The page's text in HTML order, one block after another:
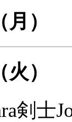
（月）
（火）
剣士